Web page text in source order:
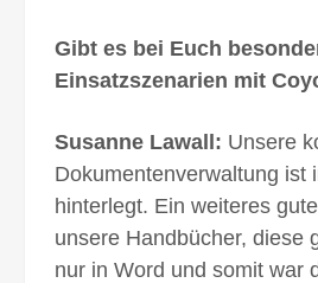
Gibt es bei Euch
Einsatzszenarien mit
Susanne Lawall: Unsere
Dokumentenverwaltung ist
hinterlegt. Ein weiteres
unsere Handbücher, diese
nur in Word und somit war